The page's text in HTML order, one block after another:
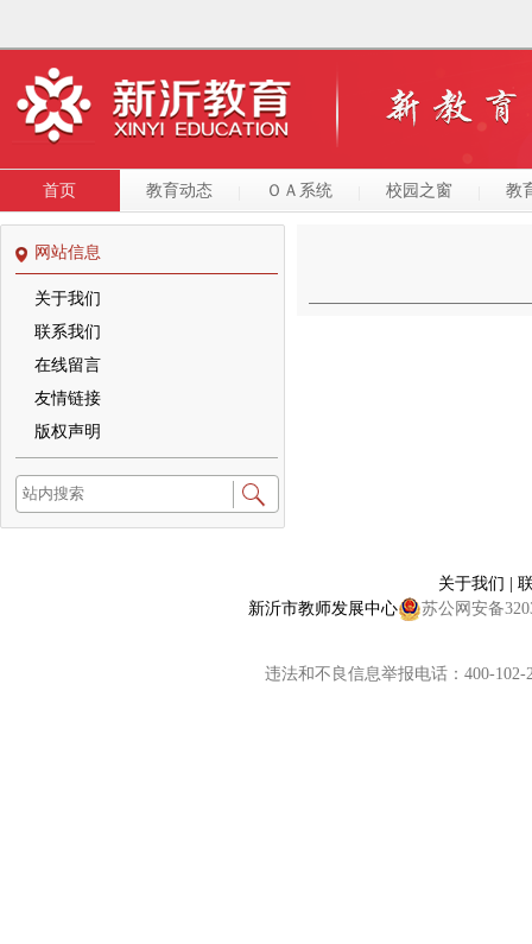
首页 教育动态 ＯＡ系统 校园之窗 教
网站信息
关于我们
联系我们
在线留言
友情链接
版权声明
关于我们 |
新沂市教师发展中心
苏公网安备
违法和不良信息举报电话：400-